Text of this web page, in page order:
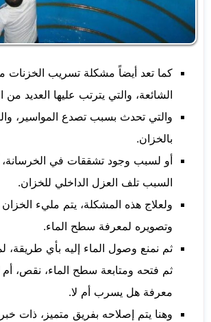
كما تعد أيضاً مشكلة تسريب الخزنات
الشائعة، والتي يترتب عليها العديد
والتي تحدث بسبب تصدع المواسير،
بالخزان.
أو لسبب وجود تشققات في الخرسانة،
السبب تلف العزل الداخلي للخزان.
ولعلاج هذه المشكلة، يتم مليء
وتصويره لمعرفة سطح الماء.
ثم نمنع وصول الماء إليه بأي طريقة،
ثم فتحه ومتابعة سطح الماء، نقص، أم
معرفة هل يسرب أم لا.
وهنا يتم إصلاحه بفريق متميز، ذات